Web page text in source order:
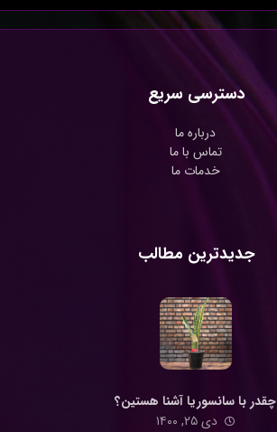
دسترسی سریع
درباره ما
تماس با ما
خدمات ما
جدیدترین مطالب
چقدر با سانسوریا آشنا هستین؟
دی ۲۵, ۱۴۰۰